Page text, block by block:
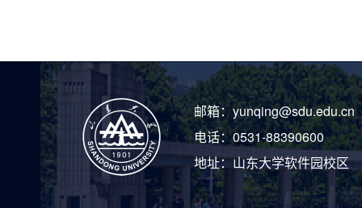
邮箱： yunqing@sdu.edu.cn
电话：0531-88390600
地址：山东大学软件园校区